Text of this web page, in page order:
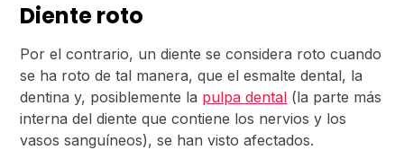
Diente roto
Por el contrario, un diente se considera roto cuando
se ha roto de tal manera, que el esmalte dental, la
dentina y, posiblemente la pulpa dental (la parte más
interna del diente que contiene los nervios y los
vasos sanguíneos), se han visto afectados.